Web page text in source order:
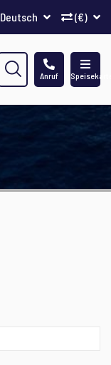
(€)
Deutsch
Anruf